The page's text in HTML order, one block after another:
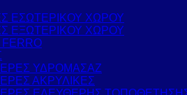
ΕΣΩΤΕΡΙΚΟΥ ΧΩΡΟΥ
ΕΞΩΤΕΡΙΚΟΥ ΧΩΡΟΥ
ΥΔΡΟΜΑΣΑΖ
ΑΚΡΥΛΙΚΕΣ